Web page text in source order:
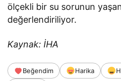
ölçekli bir su sorunun
değerlendiriliyor.
Kaynak: İHA
Beğendim Harika